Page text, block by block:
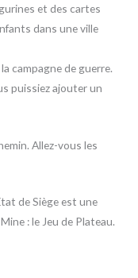
et des cartes
dans une ville
campagne de guerre.
puissiez ajouter un
Allez-vous les
de Siège est une
: le Jeu de Plateau.